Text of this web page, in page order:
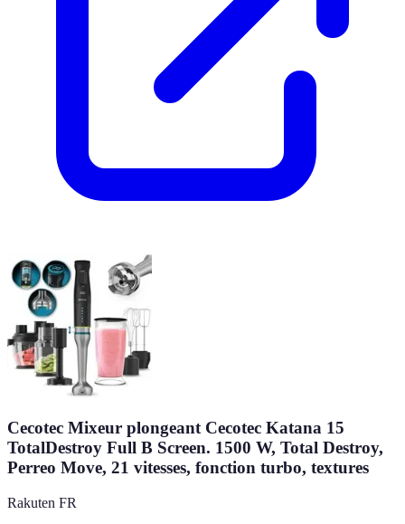
Cecotec Mixeur plongeant Cecotec Katana 15
TotalDestroy Full B Screen. 1500 W, Total Destroy,
Perreo Move, 21 vitesses, fonction turbo, textures
Rakuten FR